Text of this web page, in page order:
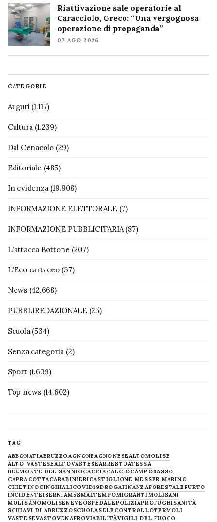
Riattivazione sale operatorie al
Caracciolo, Greco: “Una vergognosa
operazione di propaganda”
07 AGO 2026
CATEGORIE
Auguri (1.117)
Cultura (1.239)
Dal Cenacolo (29)
Editoriale (485)
In evidenza (19.908)
INFORMAZIONE ELETTORALE (7)
INFORMAZIONE PUBBLICITARIA (87)
L'attacca Bottone (207)
L'Eco cartaceo (37)
News (42.668)
PUBBLIREDAZIONALE (25)
Scuola (534)
Senza categoria (2)
Sport (1.639)
Top news (14.602)
TAG
ABBONATIABRUZZOAGNONEAGNONESEALTOMOLISE
ALTO VASTESEALTOVASTESEARRESTOATESSA
BELMONTE DEL SANNIOCACCIA CALCIOCAMPOBASSO
CAPRACOTTACARABINIERICASTIGLIONE MESSER MARINO
CHIETINOCINGHIALICOVID19DROGAFINANZAFORESTALE FURTO
INCIDENTEISERNIAM5SMALTEMPOMIGRANTIMOLISANI
MOLISANOMOLISENEVE OSPEDALEPOLIZIAPROFUGHISANITÀ
SCHIAVI DI ABRUZZOSCUOLASELECONTROLLOTERMOLI
VASTESEVASTOVENAFROVIABILITÀVIGILI DEL FUOCO